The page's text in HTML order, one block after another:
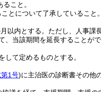
こと。
とについて了承していること。
以内とする。 ただし、人事課
当該期間を延長することがで
て定めるものとする。
1号)に主治医の診断書その他